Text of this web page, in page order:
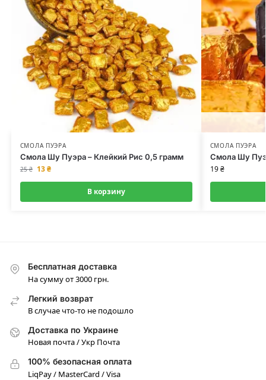
СМОЛА ПУЭРА
Смола Шу Пуэра – Клейкий Рис 0,5 грамм
25₴ 13₴
В корзину
СМОЛА ПУЭРА
Смола Шу
19₴
Бесплатная доставка
На сумму от 3000 грн.
Легкий возврат
В случае что-то не подошло
Доставка по Украине
Новая почта / Укр Почта
100% безопасная оплата
LiqPay / MasterCard / Visa